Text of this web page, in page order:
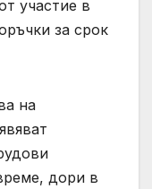
участие в
за срок
на
дори в